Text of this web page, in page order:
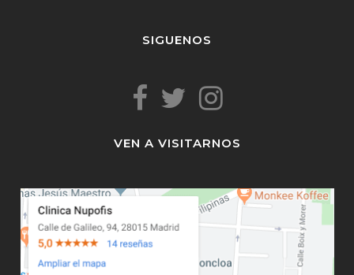
SIGUENOS
VEN A VISITARNOS